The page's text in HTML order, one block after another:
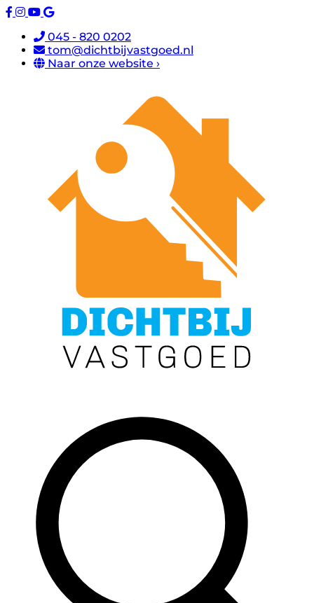
045 - 820 0202
tom@dichtbijvastgoed.nl
Naar onze website ›